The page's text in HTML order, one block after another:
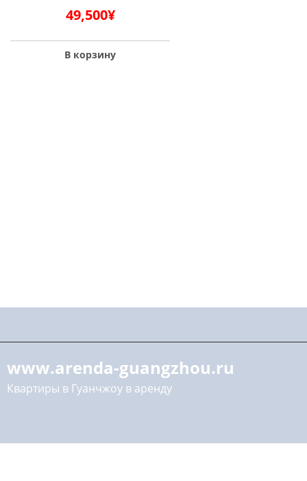
49,500¥
В корзину
www.arenda-guangzhou.ru
Квартиры в Гуанчжоу в аренду